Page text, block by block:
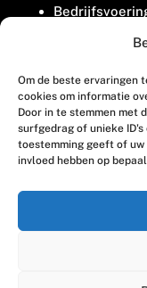
Om de beste ervaringen
cookies om informatie
Door in te stemmen met
surfgedrag of unieke
toestemming geeft of
invloed hebben op
Contact
Houttuinlaan 8
3447 GM